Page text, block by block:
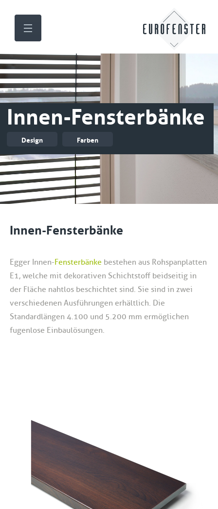
Innen-Fensterbänke
Design Farben
Innen-Fensterbänke
Egger Innen-Fensterbänke bestehen aus Rohspanplatten
E1, welche mit dekorativen Schichtstoff beidseitig in
der Fläche nahtlos beschichtet sind. Sie sind in zwei
verschiedenen Ausführungen erhältlich. Die
Standardlängen 4.100 und 5.200 mm ermöglichen
fugenlose Einbaulösungen.